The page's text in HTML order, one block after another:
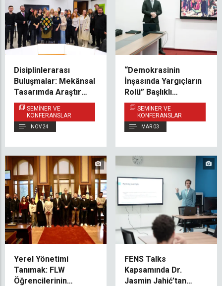
Disiplinlerarası
Buluşmalar: Mekânsal
Tasarımda Araştırma
– Sanat – Eğitim, Sayın
Samina Tanović ile
Birlikte
SEMINER VE
KONFERANSLAR
NOV 24
“Demokrasinin
İnşasında Yargıçların
Rolü” Başlıklı
Konferans, FLW’nin
Bahar Dönemindeki İlk
Açık Dersi Oldu
SEMINER VE
KONFERANSLAR
MAR 03
Yerel Yönetimi
Tanımak: FLW
Öğrencilerinin
FENS Talks
Kapsamında Dr.
Jasmin Jahić’tan